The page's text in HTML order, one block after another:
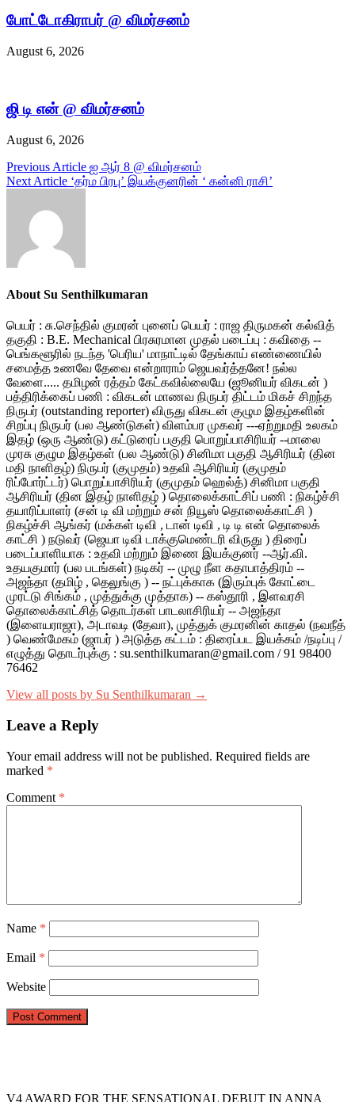
போட்டோகிராபர் @ விமர்சனம்
August 6, 2026
ஜி டி என் @ விமர்சனம்
August 6, 2026
Post
navigation
Previous Article ஐ ஆர் 8 @ விமர்சனம்
Next Article ‘தர்ம பிரபு’ இயக்குனரின் ‘ கன்னி ராசி’
About Su Senthilkumaran
பெயர் : சு.செந்தில் குமரன் புனைப் பெயர் : ராஜ திருமகன் கல்வித்
தகுதி : B.E. Mechanical பிரசுரமான முதல் படைப்பு : கவிதை --
பெங்களூரில் நடந்த 'பெரிய' மாநாட்டில் தேங்காய் எண்ணையில்
சமைத்த உணவே தேவை என்றாராம் ஜெயவர்த்தனே! நல்ல
வேளை..... தமிழன் ரத்தம் கேட்கவில்லையே (ஜூனியர் விகடன் )
பத்திரிக்கைப் பணி : விகடன் மாணவ நிருபர் திட்டம் மிகச் சிறந்த
நிருபர் (outstanding reporter) விருது விகடன் குழும இதழ்களின்
சிறப்பு நிருபர் (பல ஆண்டுகள்) விளம்பர முகவர் ---ஏற்றுமதி உலகம்
இதழ் (ஒரு ஆண்டு) கட்டுரைப் பகுதி பொறுப்பாசிரியர் --மாலை
முரசு குழும இதழ்கள் (பல ஆண்டு) சினிமா பகுதி ஆசிரியர் (தின
மதி நாளிதழ்) நிருபர் (குமுதம்) உதவி ஆசிரியர் (குமுதம்
ரிப்போர்ட்டர்) பொறுப்பாசிரியர் (குமுதம் ஹெல்த்) சினிமா பகுதி
ஆசிரியர் (தின இதழ் நாளிதழ் ) தொலைக்காட்சிப் பணி : நிகழ்ச்சி
தயாரிப்பாளர் (சன் டி வி மற்றும் சன் நியூஸ் தொலைக்காட்சி )
நிகழ்ச்சி ஆங்கர் (மக்கள் டிவி , டான் டிவி , டி டி என் தொலைக்
காட்சி ) நடுவர் (ஜெயா டிவி டாக்குமெண்டரி விருது ) திரைப்
படைப்பாளியாக : உதவி மற்றும் இணை இயக்குனர் --ஆர்.வி.
உதயகுமார் (பல படங்கள்) நடிகர் -- முழு நீள கதாபாத்திரம் --
அஜந்தா (தமிழ் , தெலுங்கு ) -- நட்புக்காக (இரும்புக் கோட்டை
முரட்டு சிங்கம் , முத்துக்கு முத்தாக) -- கஸ்தூரி , இளவரசி
தொலைக்காட்சித் தொடர்கள் பாடலாசிரியர் -- அஜந்தா
(இளையராஜா), அடாவடி (தேவா), முத்துக் குமரனின் காதல் (நவநீத்
) வெண்மேகம் (ஜாபர் ) அடுத்த கட்டம் : திரைப்பட இயக்கம் /நடிப்பு /
எழுத்து தொடர்புக்கு : su.senthilkumaran@gmail.com / 91 98400
76462
View all posts by Su Senthilkumaran →
Leave a Reply
Your email address will not be published. Required fields are
marked *
Comment *
Name *
Email *
Website
V4 AWARD FOR THE SENSATIONAL DEBUT IN ANNA